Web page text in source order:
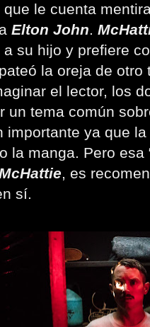
que le cuenta
Elton John.
a su hijo y prefiere
la oreja de otro
el lector, los
un tema común
importante ya que
la manga. Pero esa
, es
sí.